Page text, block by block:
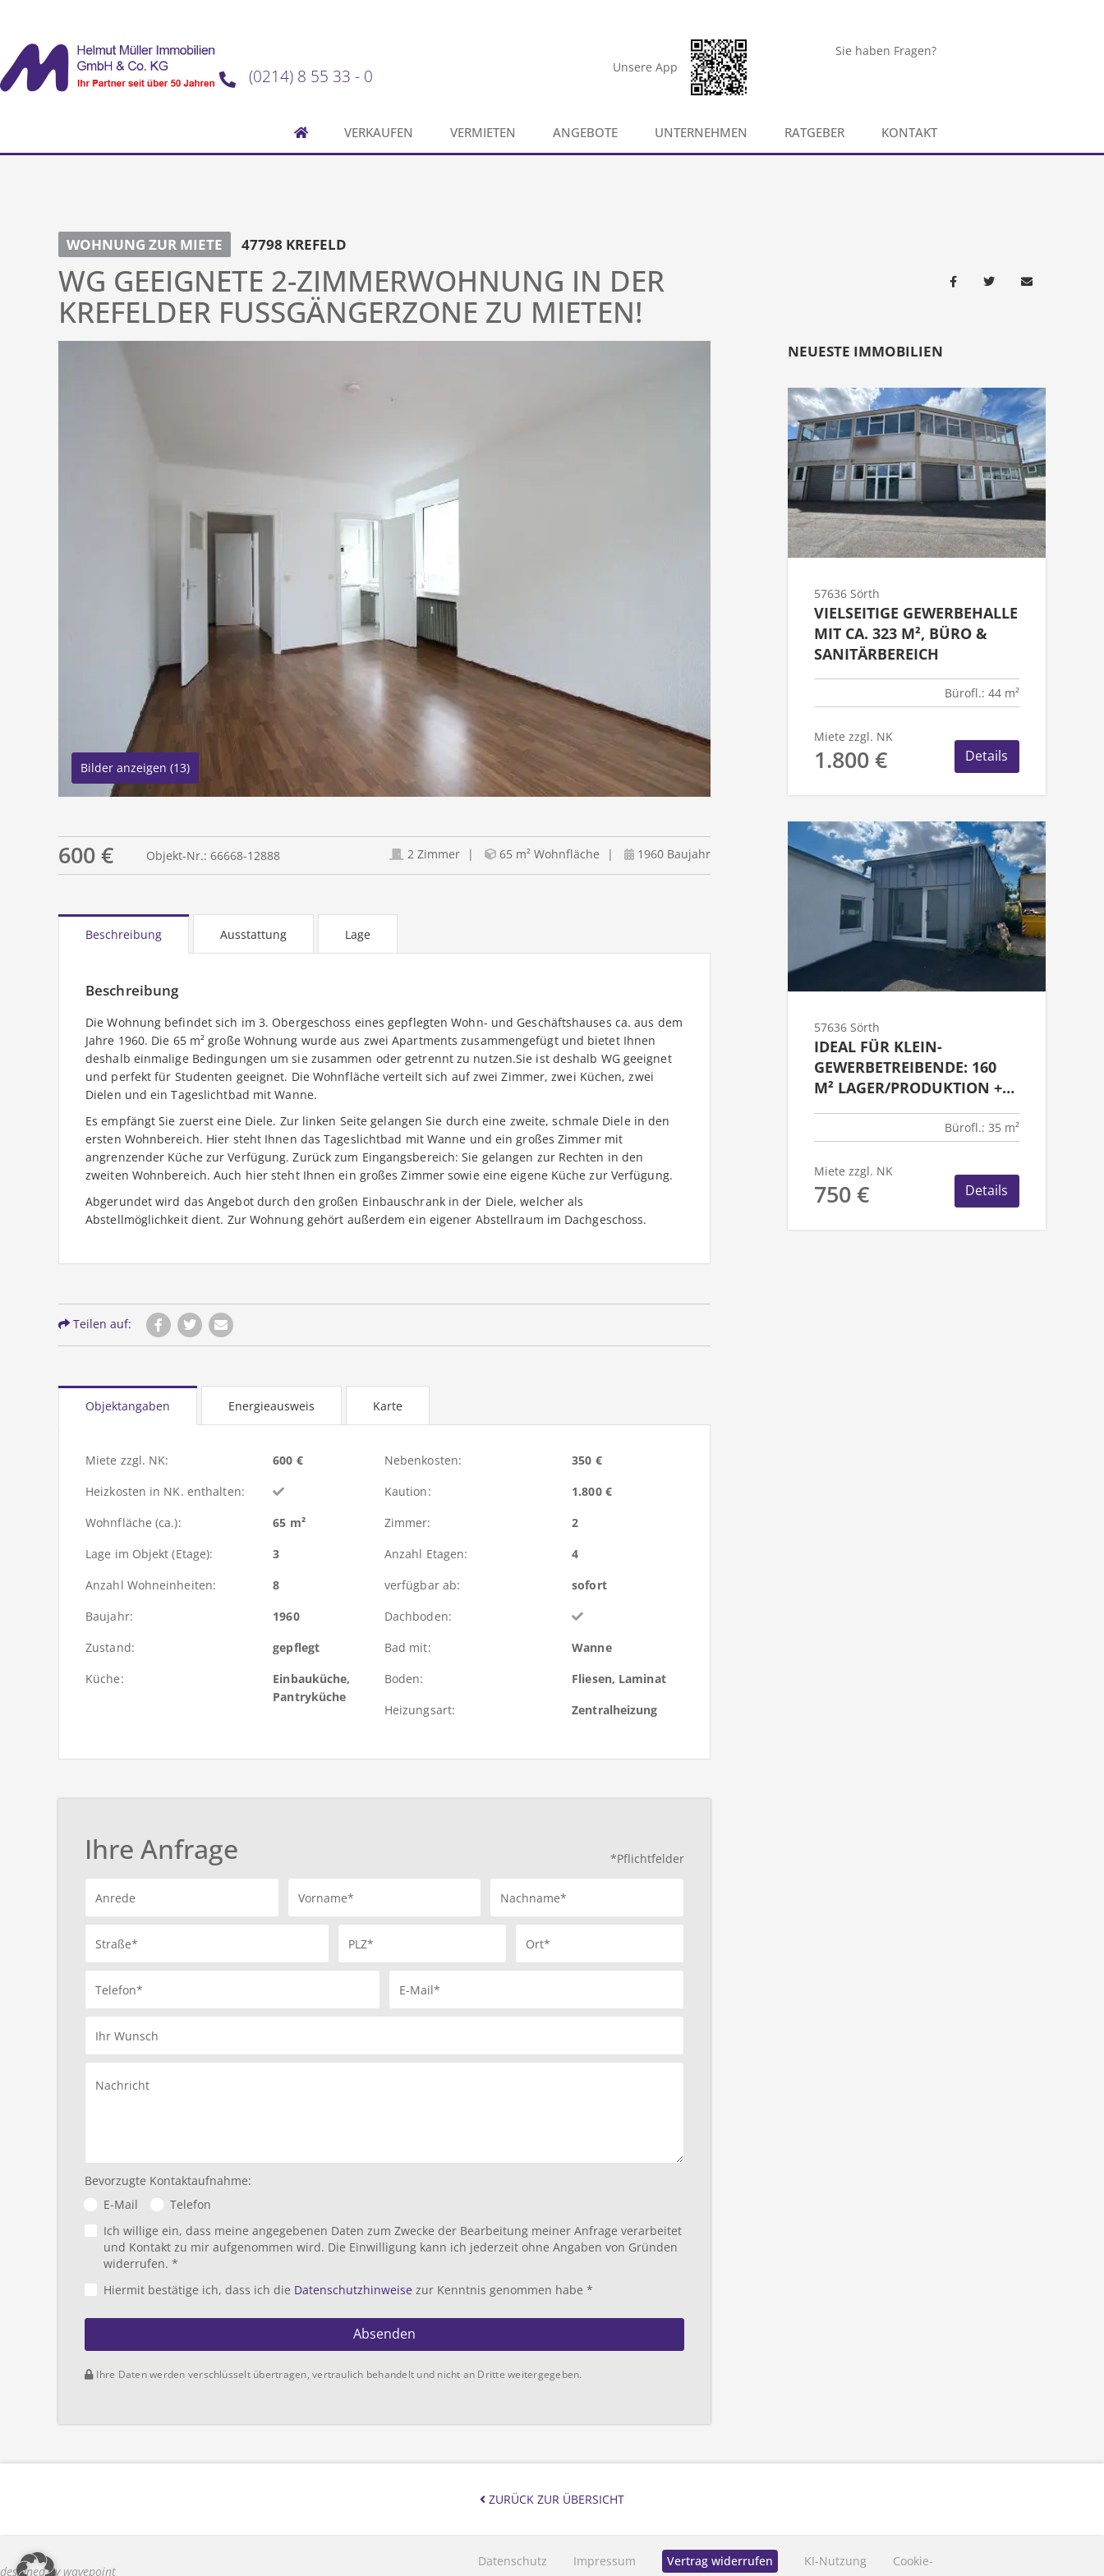
designed by wavepoint
Datenschutz Impressum Vertrag widerrufen KI-Nutzung
Cookie-
Unsere App
Sie haben Fragen?
(0214) 8 55 33 - 0
VERKAUFEN VERMIETEN ANGEBOTE UNTERNEHMEN RATGEBER KONTAKT
WOHNUNG ZUR MIETE 47798 KREFELD
WG GEEIGNETE 2-ZIMMERWOHNUNG IN DER
KREFELDER FUSSGÄNGERZONE ZU MIETEN!
Bilder anzeigen (13)
600 € Objekt-Nr.: 66668-12888 2 Zimmer 65 m² Wohnfläche 1960 Baujahr
Beschreibung Ausstattung Lage
Beschreibung
Die Wohnung befindet sich im 3. Obergeschoss eines gepflegten Wohn- und Geschäftshauses ca. aus dem
Jahre 1960. Die 65 m² große Wohnung wurde aus zwei Apartments zusammengefügt und bietet Ihnen
deshalb einmalige Bedingungen um sie zusammen oder getrennt zu nutzen.Sie ist deshalb WG geeignet
und perfekt für Studenten geeignet. Die Wohnfläche verteilt sich auf zwei Zimmer, zwei Küchen, zwei
Dielen und ein Tageslichtbad mit Wanne.
Es empfängt Sie zuerst eine Diele. Zur linken Seite gelangen Sie durch eine zweite, schmale Diele in den
ersten Wohnbereich. Hier steht Ihnen das Tageslichtbad mit Wanne und ein großes Zimmer mit
angrenzender Küche zur Verfügung. Zurück zum Eingangsbereich: Sie gelangen zur Rechten in den
zweiten Wohnbereich. Auch hier steht Ihnen ein großes Zimmer sowie eine eigene Küche zur Verfügung.
Abgerundet wird das Angebot durch den großen Einbauschrank in der Diele, welcher als
Abstellmöglichkeit dient. Zur Wohnung gehört außerdem ein eigener Abstellraum im Dachgeschoss.
Teilen auf:
Objektangaben Energieausweis Karte
Miete zzgl. NK: 600 € Nebenkosten:
350 €
Heizkosten in NK. enthalten:
Kaution:
1.800 €
Wohnfläche (ca.):
65 m² Zimmer:
2
Lage im Objekt (Etage):
3 Anzahl Etagen:
4
Anzahl Wohneinheiten:
8 verfügbar ab:
sofort
Baujahr:
1960
Dachboden:
Zustand:
gepflegt Bad mit:
Wanne
Küche:
Einbauküche,
Pantryküche
Boden:
Fliesen, Laminat
Heizungsart:
Zentralheizung
*Pflichtfelder
Ihre Anfrage
Anrede Vorname* Nachname*
Straße* PLZ* Ort*
Telefon* E-Mail*
Ihr Wunsch
Nachricht
Bevorzugte Kontaktaufnahme:
E-Mail
Telefon
Ich willige ein, dass meine angegebenen Daten zum Zwecke der Bearbeitung meiner Anfrage verarbeitet
und Kontakt zu mir aufgenommen wird. Die Einwilligung kann ich jederzeit ohne Angaben von Gründen
widerrufen. *
Hiermit bestätige ich, dass ich die Datenschutzhinweise zur Kenntnis genommen habe *
Absenden
Ihre Daten werden verschlüsselt übertragen, vertraulich behandelt und nicht an Dritte weitergegeben.
NEUESTE IMMOBILIEN
57636 Sörth
VIELSEITIGE GEWERBEHALLE
MIT CA. 323 M², BÜRO &
SANITÄRBEREICH
Bürofl.: 44 m²
Miete zzgl. NK
1.800 € Details
57636 Sörth
IDEAL FÜR KLEIN-
GEWERBETREIBENDE: 160
M² LAGER/PRODUKTION +
35 M² BÜRO
Bürofl.: 35 m²
Miete zzgl. NK
750 € Details
ZURÜCK ZUR ÜBERSICHT